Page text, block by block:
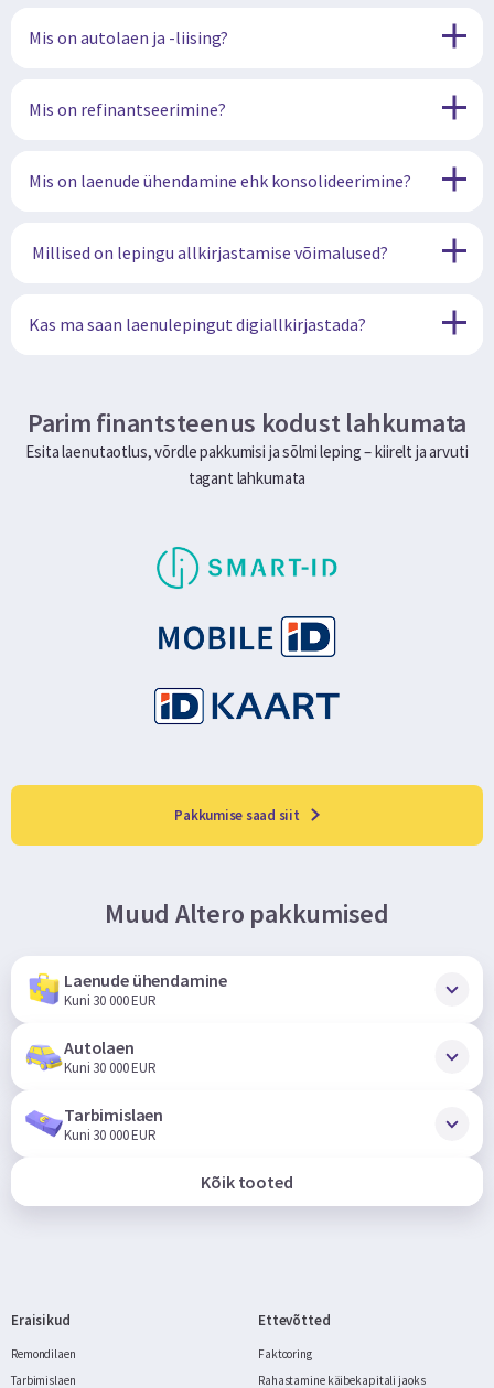
Mis on autolaen ja -liising?
Mis on refinantseerimine?
Mis on laenude ühendamine ehk konsolideerimine?
Millised on lepingu allkirjastamise võimalused?
Kas ma saan laenulepingut digiallkirjastada?
Parim finantsteenus kodust lahkumata
Esita laenutaotlus, võrdle pakkumisi ja sõlmi leping – kiirelt ja arvuti
tagant lahkumata
Pakkumise saad siit
Muud Altero pakkumised
Laenude ühendamine
Kuni 30 000 EUR
Autolaen
Kuni 30 000 EUR
Tarbimislaen
Kuni 30 000 EUR
Kõik tooted
Eraisikud
Remondilaen
Tarbimislaen
Ettevõtted
Faktooring
Rahastamine käibekapitali jaoks